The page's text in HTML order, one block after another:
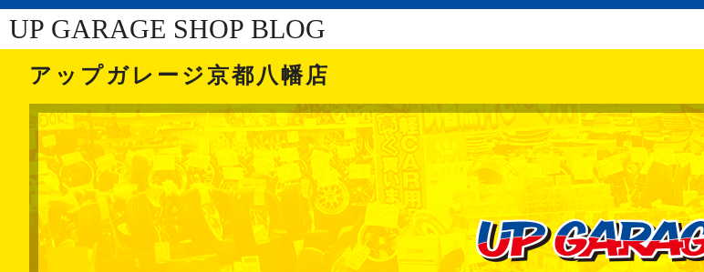
UP GARAGE SHOP BLOG
アップガレージ京都八幡店